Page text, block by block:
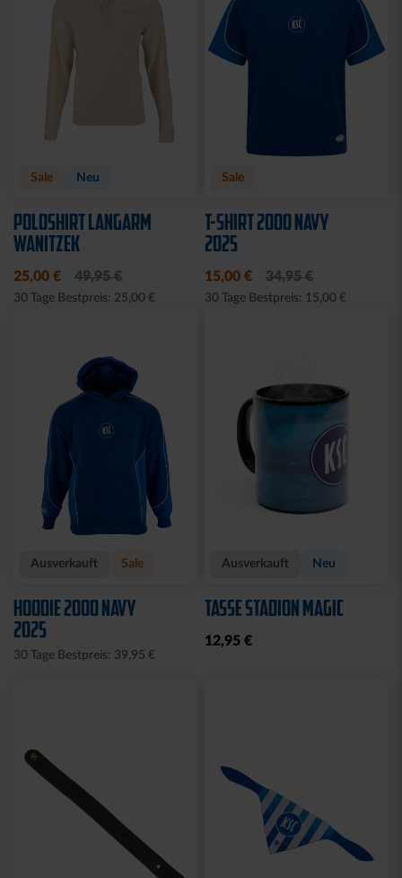
Sale Neu
POLOSHIRT LANGARM
WANITZEK
25,00 € 49,95 €
30 Tage Bestpreis: 25,00 €
Sale
T-SHIRT 2000 NAVY
2025
15,00 € 34,95 €
30 Tage Bestpreis: 15,00 €
Ausverkauft Sale
HOODIE 2000 NAVY
2025
30 Tage Bestpreis: 39,95 €
Ausverkauft Neu
TASSE STADION MAGIC
12,95 €